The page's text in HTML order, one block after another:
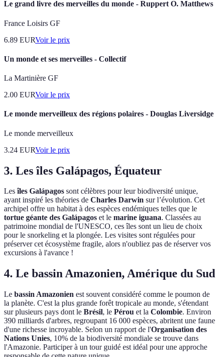
Le grand livre des merveilles du monde - Ruppert O. Matthews
France Loisirs GF
6.89 EURVoir le prix
Un monde et ses merveilles - Collectif
La Martinière GF
2.00 EURVoir le prix
Le monde merveilleux des régions polaires - Douglas Liversidge
Le monde merveilleux
3.24 EURVoir le prix
3. Les îles Galápagos, Équateur
Lesîles Galápagos sont célèbres pour leur biodiversité unique,
ayant inspiré les théories de Charles Darwin sur l’évolution. Cet
archipel offre un habitat à des espèces endémiques telles que le
tortue géante des Galápagos et le marine iguana. Classées au
patrimoine mondial de l'UNESCO, ces îles sont un lieu de choix
pour le snorkeling et la plongée. Les visites sont régulées pour
préserver cet écosystème fragile, alors n'oubliez pas de réserver vos
excursions à l'avance !
4. Le bassin Amazonien, Amérique du Sud
Le bassin Amazonien est souvent considéré comme le poumon de
la planète. C'est la plus grande forêt tropicale au monde, s'étendant
sur plusieurs pays dont le Brésil, le Pérou et la Colombie. Environ
390 milliards d'arbres, regroupant 16 000 espèces, abritent une faune
d'une richesse incroyable. Selon un rapport de l'Organisation des
Nations Unies, 10% de la biodiversité mondiale se trouve dans
l'Amazonie. Participer à un tour guidé est idéal pour une approche